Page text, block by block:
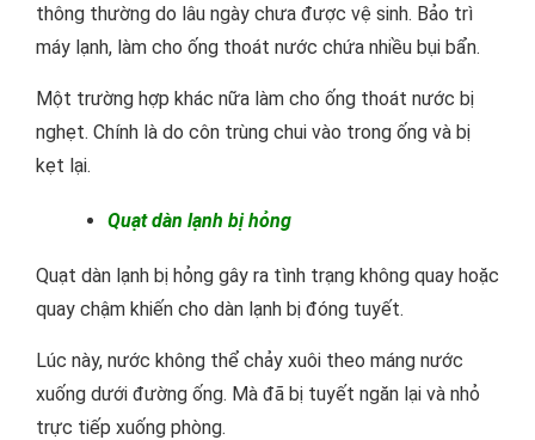
thông thường do lâu ngày chưa được vệ sinh. Bảo trì
máy lạnh, làm cho ống thoát nước chứa nhiều bụi bẩn.
Một trường hợp khác nữa làm cho ống thoát nước bị
nghẹt. Chính là do côn trùng chui vào trong ống và bị
kẹt lại.
Quạt dàn lạnh bị hỏng
Quạt dàn lạnh bị hỏng gây ra tình trạng không quay hoặc
quay chậm khiến cho dàn lạnh bị đóng tuyết.
Lúc này, nước không thể chảy xuôi theo máng nước
xuống dưới đường ống. Mà đã bị tuyết ngăn lại và nhỏ
trực tiếp xuống phòng.